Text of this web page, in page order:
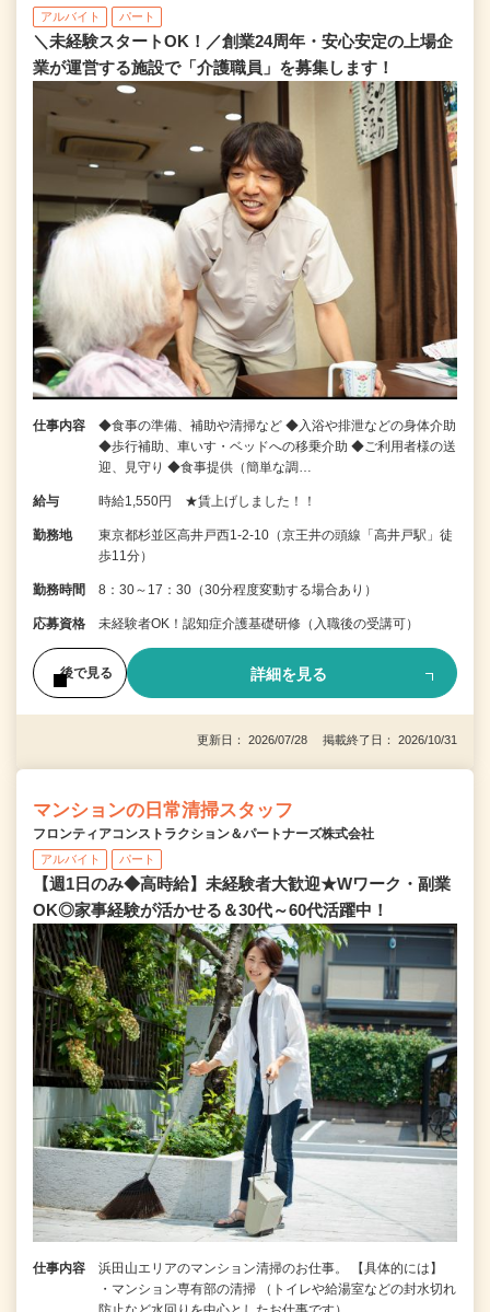
アルバイト パート
＼未経験スタートOK！／創業24周年・安心安定の上場企
業が運営する施設で「介護職員」を募集します！
仕事内容
◆食事の準備、補助や清掃など ◆入浴や排泄などの身体介助
◆歩行補助、車いす・ベッドへの移乗介助 ◆ご利用者様の送
迎、見守り ◆食事提供（簡単な調…
給与 時給1,550円 ★賃上げしました！！
勤務地
東京都杉並区高井戸西1-2-10（京王井の頭線「高井戸駅」徒
歩11分）
勤務時間 8：30～17：30（30分程度変動する場合あり）
応募資格 未経験者OK！認知症介護基礎研修（入職後の受講可）
後で見る 詳細を見る
更新日： 2026/07/28 掲載終了日： 2026/10/31
マンションの日常清掃スタッフ
フロンティアコンストラクション＆パートナーズ株式会社
アルバイト パート
【週1日のみ◆高時給】未経験者大歓迎★Wワーク・副業
OK◎家事経験が活かせる＆30代～60代活躍中！
仕事内容
浜田山エリアのマンション清掃のお仕事。 【具体的には】
・マンション専有部の清掃 （トイレや給湯室などの封水切れ